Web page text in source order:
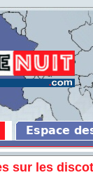
Espace
sur les